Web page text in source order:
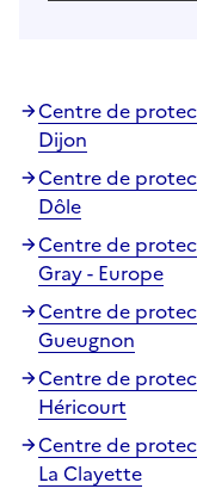
Centre de
Dijon
Centre de
Dôle
Centre de
Gray - Europe
Centre de
Gueugnon
Centre de
Héricourt
Centre de
La Clayette